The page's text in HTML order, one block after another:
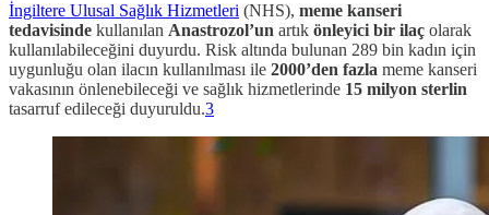
İngiltere Ulusal Sağlık Hizmetleri (NHS), meme kanseri
tedavisinde kullanılan Anastrozol’un artık önleyici bir ilaç olarak
kullanılabileceğini duyurdu. Risk altında bulunan 289 bin kadın için
uygunluğu olan ilacın kullanılması ile 2000’den fazla meme kanseri
vakasının önlenebileceği ve sağlık hizmetlerinde 15 milyon sterlin
tasarruf edileceği duyuruldu.3